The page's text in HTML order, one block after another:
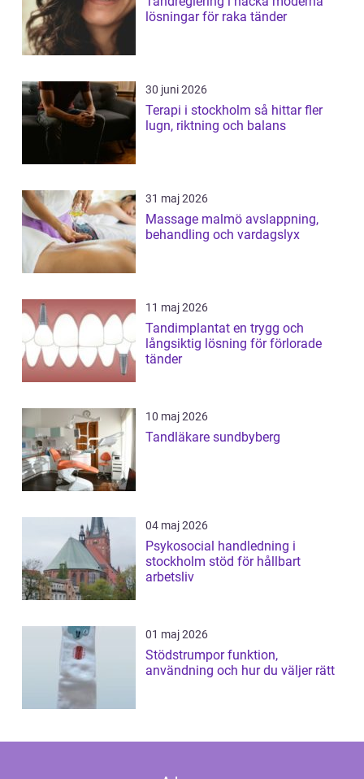
lösningar för raka tänder
30 juni 2026
Terapi i stockholm så hittar fler
lugn, riktning och balans
31 maj 2026
Massage malmö avslappning,
behandling och vardagslyx
11 maj 2026
Tandimplantat en trygg och
långsiktig lösning för förlorade
tänder
10 maj 2026
Tandläkare sundbyberg
04 maj 2026
Psykosocial handledning i
stockholm stöd för hållbart
arbetsliv
01 maj 2026
Stödstrumpor funktion,
användning och hur du väljer rätt